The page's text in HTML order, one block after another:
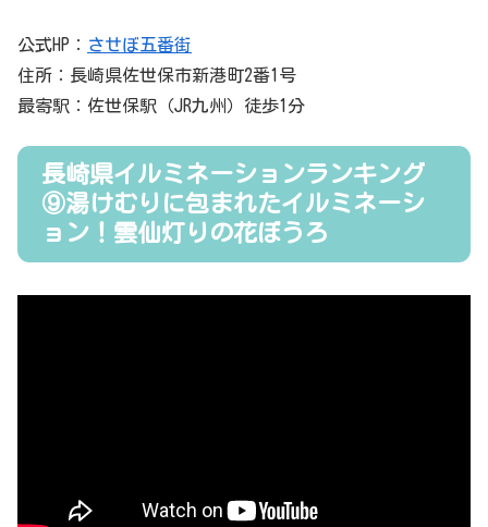
公式HP： させぼ五番街
住所：長崎県佐世保市新港町2番1号
最寄駅：佐世保駅（JR九州）徒歩1分
長崎県イルミネーションランキング
⑨湯けむりに包まれたイルミネーシ
ョン！雲仙灯りの花ぼうろ